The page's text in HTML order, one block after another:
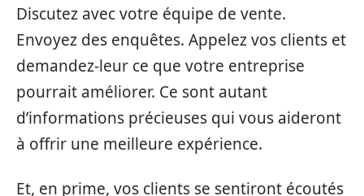
Discutez avec votre équipe de vente.
Envoyez des enquêtes. Appelez vos clients et
demandez-leur ce que votre entreprise
pourrait améliorer. Ce sont autant
d’informations précieuses qui vous aideront
à offrir une meilleure expérience.
Et, en prime, vos clients se sentiront écoutés